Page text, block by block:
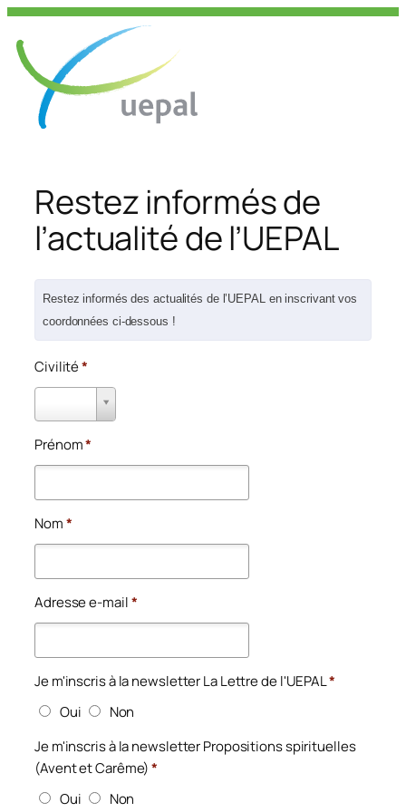
contenu
Restez informés de
l’actualité de l’UEPAL
Restez informés des actualités de l’UEPAL en inscrivant vos
coordonnées ci-dessous !
Civilité*
*
Prénom*
Nom*
Adresse e-mail*
Je m'inscris à la newsletter La Lettre de l'UEPAL*
Oui
Non
Je m'inscris à la newsletter Propositions spirituelles
(Avent et Carême)*
Oui
Non